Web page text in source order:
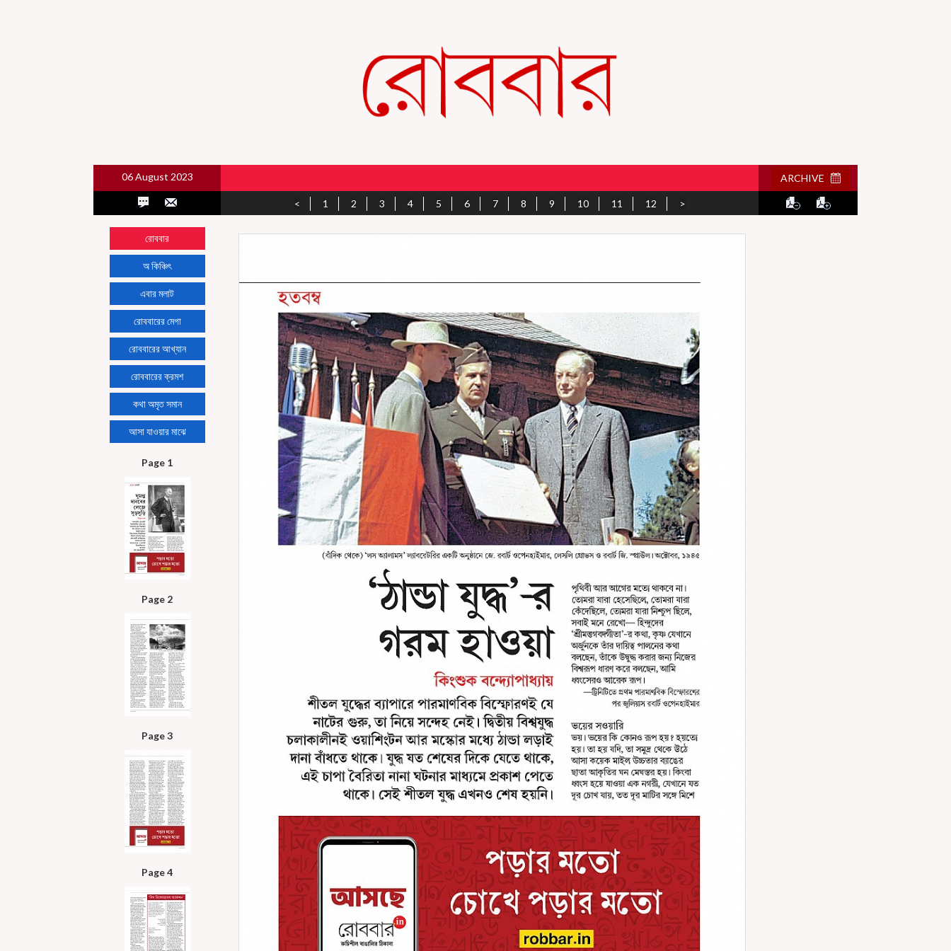
06 August 2023 ARCHIVE
< 1 2 3 4 5 6 7 8 9 10 11 12 >
রোববার
অ কিঞ্চিৎ
এবার মলাট
রোববারের মেগা
রোববারের আখ্যান
রোববারের ক্রমশ
কথা অমৃত সমান
আসা যাওয়ার মাঝে
Page 1
Page 2
Page 3
Page 4